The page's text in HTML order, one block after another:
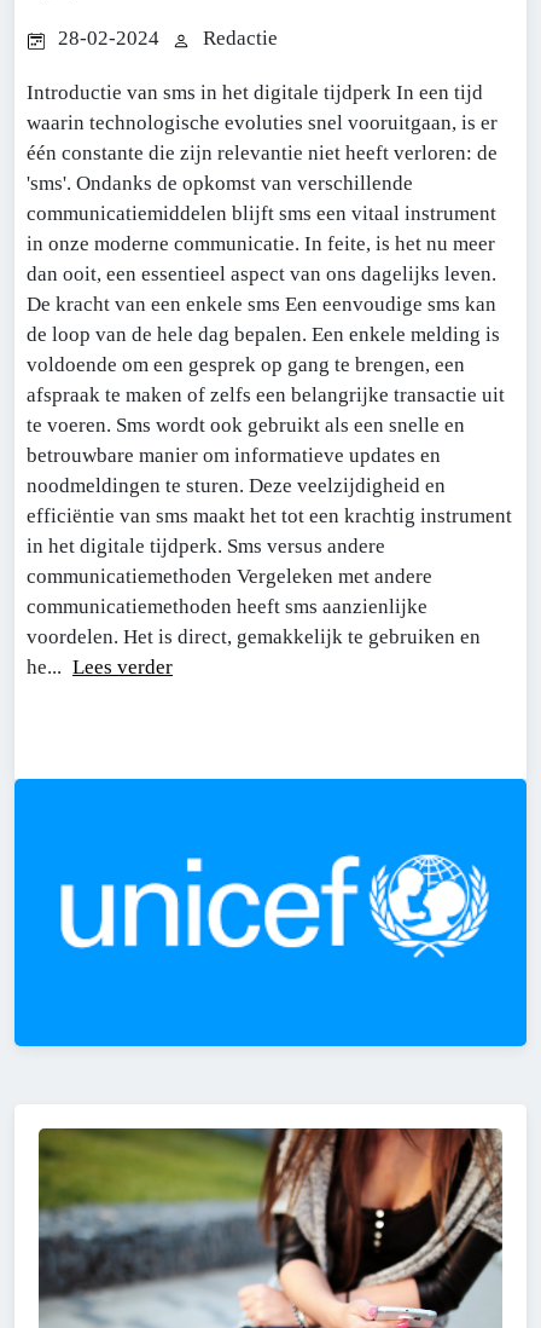
28-02-2024 Redactie
Introductie van sms in het digitale tijdperk In een tijd
waarin technologische evoluties snel vooruitgaan, is er
één constante die zijn relevantie niet heeft verloren: de
'sms'. Ondanks de opkomst van verschillende
communicatiemiddelen blijft sms een vitaal instrument
in onze moderne communicatie. In feite, is het nu meer
dan ooit, een essentieel aspect van ons dagelijks leven.
De kracht van een enkele sms Een eenvoudige sms kan
de loop van de hele dag bepalen. Een enkele melding is
voldoende om een ​​gesprek op gang te brengen, een
afspraak te maken of zelfs een belangrijke transactie uit
te voeren. Sms wordt ook gebruikt als een snelle en
betrouwbare manier om informatieve updates en
noodmeldingen te sturen. Deze veelzijdigheid en
efficiëntie van sms maakt het tot een krachtig instrument
in het digitale tijdperk. Sms versus andere
communicatiemethoden Vergeleken met andere
communicatiemethoden heeft sms aanzienlijke
voordelen. Het is direct, gemakkelijk te gebruiken en
he... Lees verder